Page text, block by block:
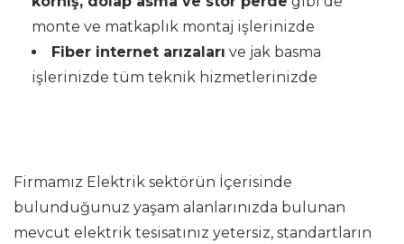
monte ve matkaplık montaj işlerinizde
Fiber internet arızaları ve jak basma
işlerinizde tüm teknik hizmetlerinizde
Firmamız Elektrik sektörün İçerisinde
bulunduğunuz yaşam alanlarınızda bulunan
mevcut elektrik tesisatınız yetersiz, standartların